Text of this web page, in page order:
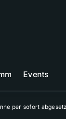
Events
per sofort